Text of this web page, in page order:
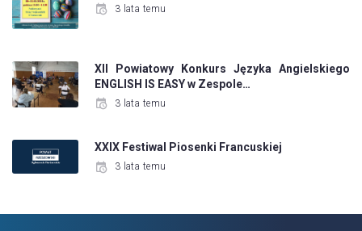
3 lata temu
XII Powiatowy Konkurs Języka Angielskiego
ENGLISH IS EASY w Zespole…
3 lata temu
XXIX Festiwal Piosenki Francuskiej
3 lata temu